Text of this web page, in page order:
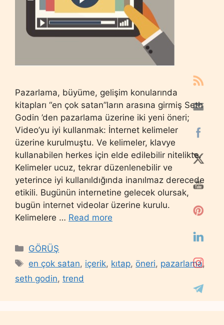
Pazarlama, büyüme, gelişim konularında
kitapları “en çok satan”ların arasına girmiş Seth
Godin ’den pazarlama üzerine iki yeni öneri;
Video’yu iyi kullanmak: İnternet kelimeler
üzerine kurulmuştu. Ve kelimeler, klavye
kullanabilen herkes için elde edilebilir nitelikte.
Kelimeler ucuz, tekrar düzenlenebilir ve
yeterince iyi kullanıldığında inanılmaz derecede
etikili. Bugünün internetine gelecek olursak,
bugün internet videolar üzerine kurulu.
Kelimelere … Read more
Categories
GÖRÜŞ
Tags
en çok satan, içerik, kıtap, öneri, pazarlama,
seth godin, trend